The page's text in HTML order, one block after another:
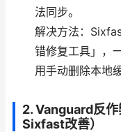
法同步。
解决方法：
错修复工具」，
用手动删除本地
2. Vanguard反
Sixfast改善）